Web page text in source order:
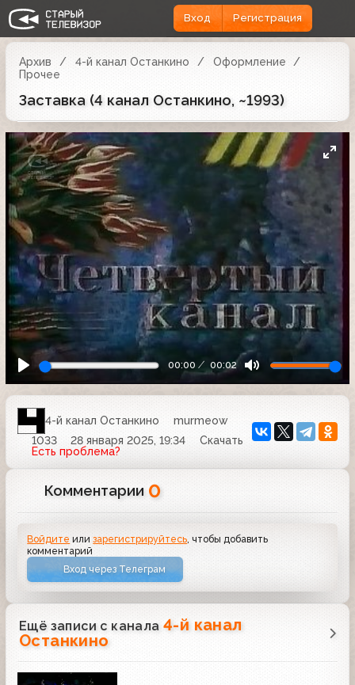
Вход Регистрация
Архив 4-й канал Останкино
Оформление
Прочее
Заставка (4 канал Останкино, ~1993)
00:00 00:02
4-й канал Останкино
murmeow
1033
28 января 2025, 19:34
Скачать
Есть проблема?
Комментарии 0
Войдите илизарегистрируйтесь , чтобы добавить
комментарий
Вход через Телеграм
Ещё записи с канала 4-й канал
Останкино